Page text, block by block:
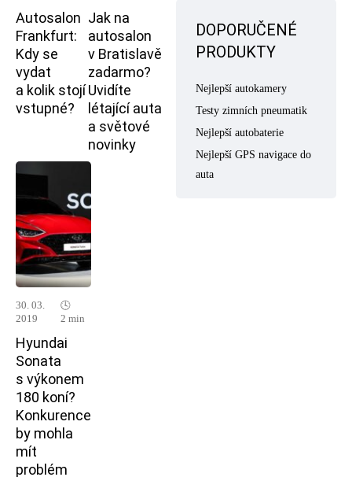
Autosalon
Frankfurt:
Kdy se
vydat
a kolik stojí
vstupné?
Jak na
autosalon
v Bratislavě
zadarmo?
Uvidíte
létající auta
a světové
novinky
30. 03.
2019
🕓
2 min
Hyundai
Sonata
s výkonem
180 koní?
Konkurence
by mohla
mít
problém
DOPORUČENÉ
PRODUKTY
Nejlepší autokamery
Testy zimních pneumatik
Nejlepší autobaterie
Nejlepší GPS navigace do
auta